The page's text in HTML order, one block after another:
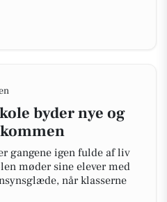
byder nye og
gangene igen fulde af liv
møder sine elever med
når klasserne